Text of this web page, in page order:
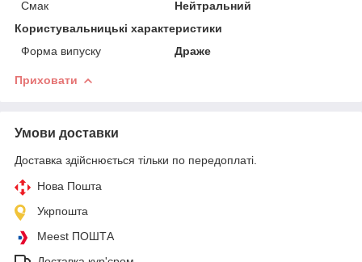
Смак
Нейтральний
Користувальницькі характеристики
Форма випуску
Драже
Приховати
Умови доставки
Доставка здійснюється тільки по передоплаті.
Нова Пошта
Укрпошта
Meest ПОШТА